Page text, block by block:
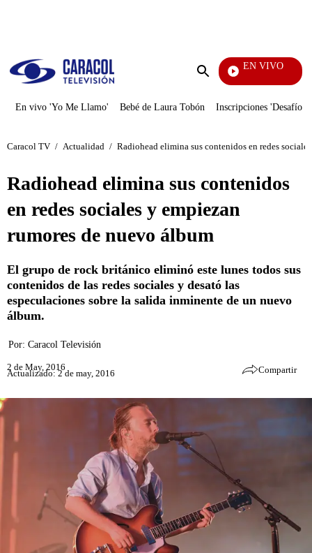
Enviar
EN VIVO
En vivo 'Yo Me Llamo' Bebé de Laura Tobón Inscripciones 'Desafío'
Caracol TV / Actualidad / Radiohead elimina sus contenidos en redes
Radiohead elimina sus contenidos
en redes sociales y empiezan
rumores de nuevo álbum
El grupo de rock británico eliminó este lunes todos sus
contenidos de las redes sociales y desató las
especulaciones sobre la salida inminente de un nuevo
álbum.
Por: Caracol Televisión
2 de May, 2016
Actualizado: 2 de may, 2016 Compartir